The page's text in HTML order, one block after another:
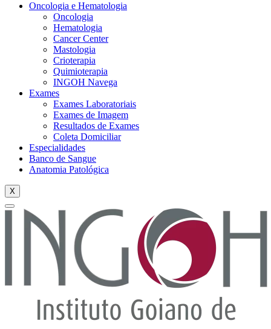
Oncologia e Hematologia
Oncologia
Hematologia
Cancer Center
Mastologia
Crioterapia
Quimioterapia
INGOH Navega
Exames
Exames Laboratoriais
Exames de Imagem
Resultados de Exames
Coleta Domiciliar
Especialidades
Banco de Sangue
Anatomia Patológica
X